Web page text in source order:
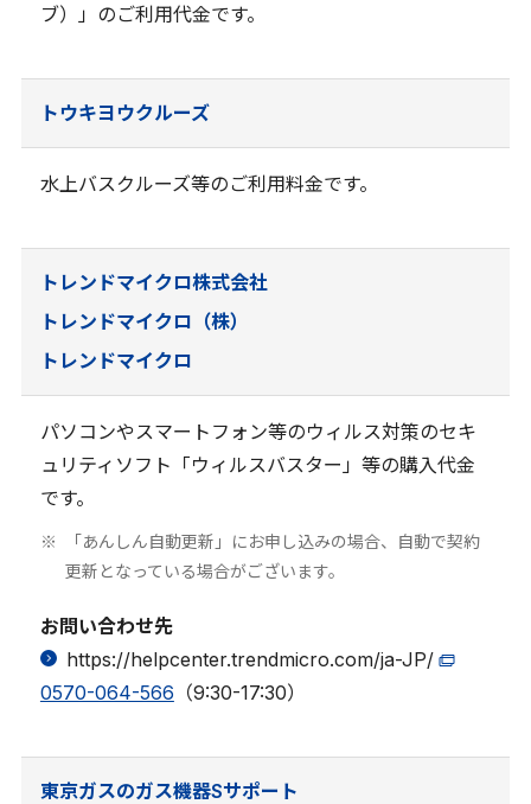
ブ）」のご利用代金です。
トウキヨウクルーズ
水上バスクルーズ等のご利用料金です。
トレンドマイクロ株式会社
トレンドマイクロ（株）
トレンドマイクロ
パソコンやスマートフォン等のウィルス対策のセキ
ュリティソフト「ウィルスバスター」等の購入代金
です。
「あんしん自動更新」にお申し込みの場合、自動で契約
更新となっている場合がございます。
お問い合わせ先
https://helpcenter.trendmicro.com/ja-JP/
0570-064-566 （9:30-17:30）
東京ガスのガス機器Sサポート